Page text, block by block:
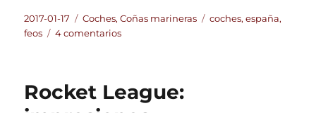
Publicado
el
2017-01-17 Categorías
Coches,Coñas marineras Etiquetas
coches,españa,
feos
4 comentariosen
feos
Rocket League: